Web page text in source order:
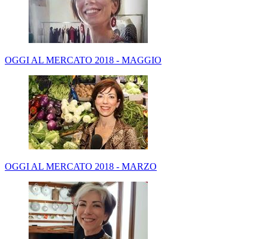
OGGI AL MERCATO 2018 - MAGGIO
OGGI AL MERCATO 2018 - MARZO